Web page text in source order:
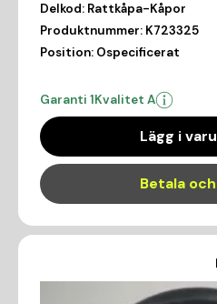
Delkod: Rattkåpa-Kåpor
Produktnummer: K723325
Position: Ospecificerat
Garanti 1Kvalitet A
Lägg i
Betala